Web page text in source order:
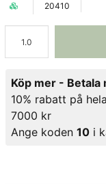
20410
Köp mer - Betala
10% rabatt på
7000 kr
Ange koden 10 i